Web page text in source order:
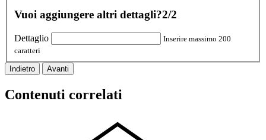
Vuoi aggiungere altri dettagli?2/2
Dettaglio
Inserire massimo 200
caratteri
Indietro Avanti
Contenuti correlati